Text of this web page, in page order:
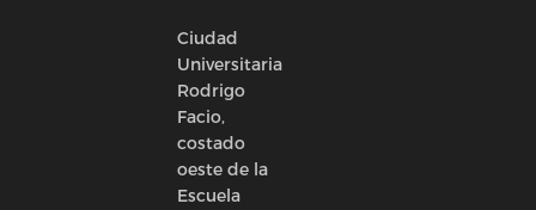
Ciudad
Universitaria
Rodrigo
Facio,
costado
oeste de la
Escuela